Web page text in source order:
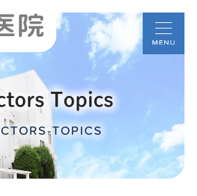
Topics
TOPICS